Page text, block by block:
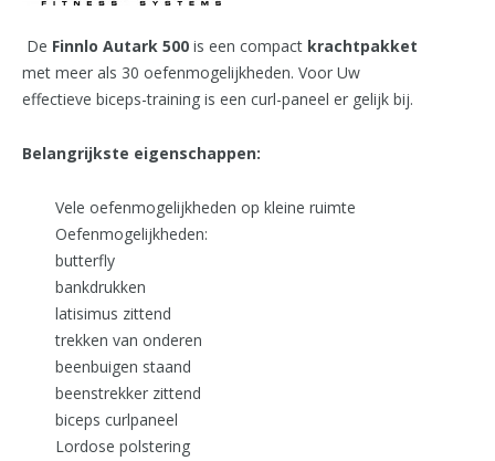
De Finnlo Autark 500 is een compact krachtpakket
met meer als 30 oefenmogelijkheden. Voor Uw
effectieve biceps-training is een curl-paneel er gelijk bij.
Belangrijkste eigenschappen:
Vele oefenmogelijkheden op kleine ruimte
Oefenmogelijkheden:
butterfly
bankdrukken
latisimus zittend
trekken van onderen
beenbuigen staand
beenstrekker zittend
biceps curlpaneel
Lordose polstering